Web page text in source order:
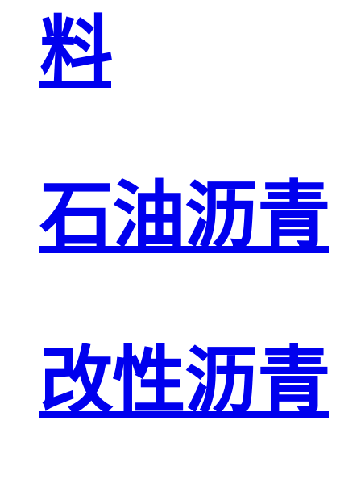
料
石油沥青
改性沥青